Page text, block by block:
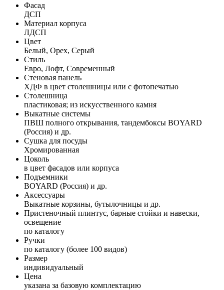
Фасад
ДСП
Материал корпуса
ЛДСП
Цвет
Белый, Орех, Серый
Стиль
Евро, Лофт, Современный
Стеновая панель
ХДФ в цвет столешницы или с фотопечатью
Столешница
пластиковая; из искусственного камня
Выкатные системы
ПВШ полного открывания, тандембоксы BOYARD
(Россия) и др.
Сушка для посуды
Хромированная
Цоколь
в цвет фасадов или корпуса
Подъемники
BOYARD (Россия) и др.
Аксессуары
Выкатные корзины, бутылочницы и др.
Пристеночный плинтус, барные стойки и навески,
освещение
по каталогу
Ручки
по каталогу (более 100 видов)
Размер
индивидуальный
Цена
указана за базовую комплектацию